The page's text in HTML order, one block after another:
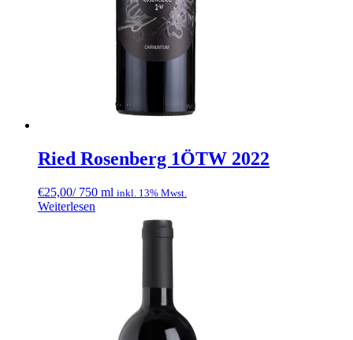
Ried Rosenberg 1ÖTW 2022
€25,00/ 750 ml inkl. 13% Mwst.
Weiterlesen